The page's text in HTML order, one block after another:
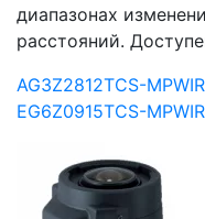
диапазонах
расстояний.
AG3Z2812TCS-MPWIR
EG6Z0915TCS-MPWIR